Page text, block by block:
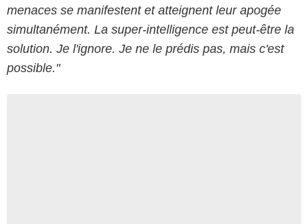
menaces se manifestent et atteignent leur apogée
simultanément. La super-intelligence est peut-être la
solution. Je l'ignore. Je ne le prédis pas, mais c'est
possible."